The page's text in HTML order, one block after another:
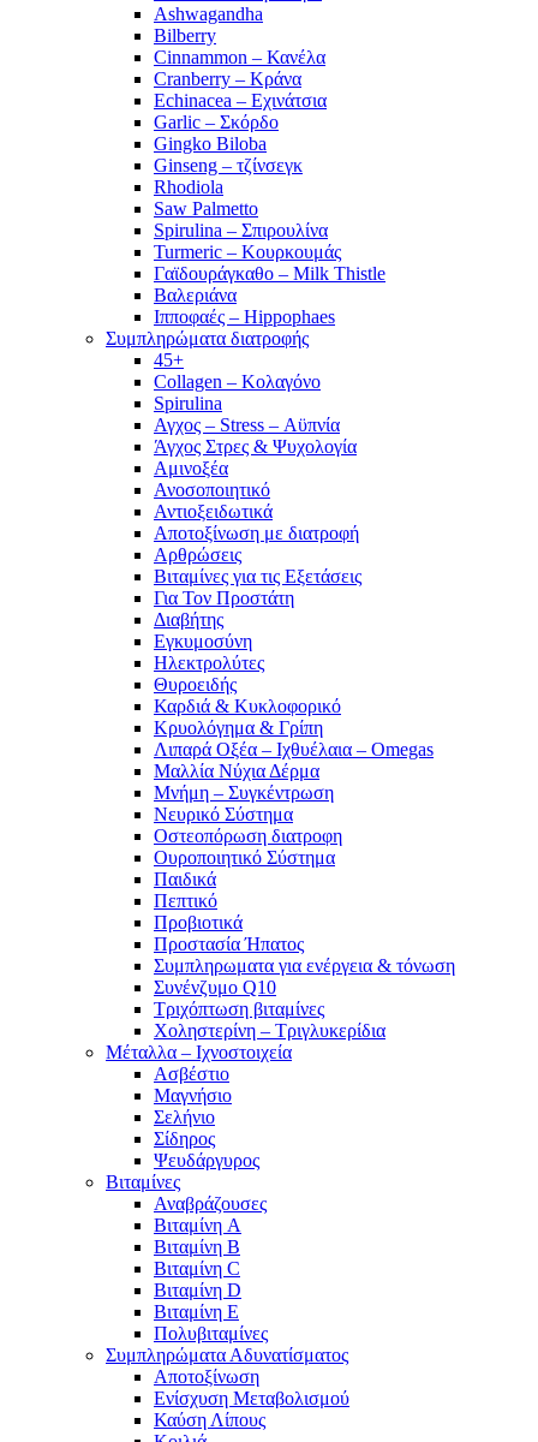
Ashwagandha
Bilberry
Cinnammon – Κανέλα
Cranberry – Κράνα
Echinacea – Εχινάτσια
Garlic – Σκόρδο
Gingko Biloba
Ginseng – τζίνσεγκ
Rhodiola
Saw Palmetto
Spirulina – Σπιρουλίνα
Turmeric – Κουρκουμάς
Γαϊδουράγκαθο – Milk Thistle
Βαλεριάνα
Ιπποφαές – Hippophaes
Συμπληρώματα διατροφής
45+
Collagen – Κολαγόνο
Spirulina
Αγχος – Stress – Αϋπνία
Άγχος Στρες & Ψυχολογία
Αμινοξέα
Ανοσοποιητικό
Αντιοξειδωτικά
Αποτοξίνωση με διατροφή
Αρθρώσεις
Βιταμίνες για τις Εξετάσεις
Για Τον Προστάτη
Διαβήτης
Εγκυμοσύνη
Ηλεκτρολύτες
Θυροειδής
Καρδιά & Κυκλοφορικό
Κρυολόγημα & Γρίπη
Λιπαρά Οξέα – Ιχθυέλαια – Omegas
Μαλλία Νύχια Δέρμα
Μνήμη – Συγκέντρωση
Νευρικό Σύστημα
Οστεοπόρωση διατροφη
Ουροποιητικό Σύστημα
Παιδικά
Πεπτικό
Προβιοτικά
Προστασία Ήπατος
Συμπληρωματα για ενέργεια & τόνωση
Συνένζυμο Q10
Τριχόπτωση βιταμίνες
Χοληστερίνη – Τριγλυκερίδια
Μέταλλα – Ιχνοστοιχεία
Ασβέστιο
Μαγνήσιο
Σελήνιο
Σίδηρος
Ψευδάργυρος
Βιταμίνες
Αναβράζουσες
Βιταμίνη A
Βιταμίνη B
Βιταμίνη C
Βιταμίνη D
Βιταμίνη E
Πολυβιταμίνες
Συμπληρώματα Αδυνατίσματος
Αποτοξίνωση
Ενίσχυση Μεταβολισμού
Καύση Λίπους